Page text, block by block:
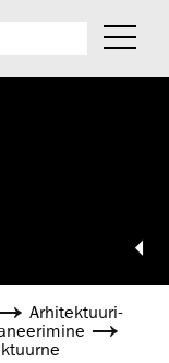
Arhitektuuri­